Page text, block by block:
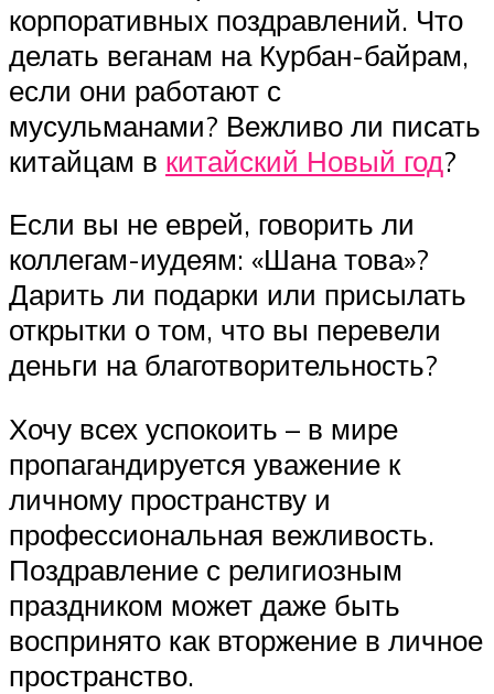
корпоративных поздравлений. Что
делать веганам на Курбан-байрам,
если они работают с
мусульманами? Вежливо ли писать
китайцам в китайский Новый год?
Если вы не еврей, говорить ли
коллегам-иудеям: «Шана това»?
Дарить ли подарки или присылать
открытки о том, что вы перевели
деньги на благотворительность?
Хочу всех успокоить – в мире
пропагандируется уважение к
личному пространству и
профессиональная вежливость.
Поздравление с религиозным
праздником может даже быть
воспринято как вторжение в личное
пространство.